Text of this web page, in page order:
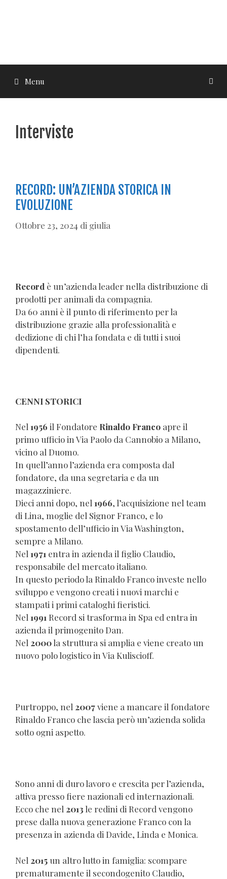
Menu
Interviste
RECORD: UN’AZIENDA STORICA IN
EVOLUZIONE
Ottobre 23, 2024 di giulia
Record è un’azienda leader nella distribuzione di
prodotti per animali da compagnia.
Da 60 anni è il punto di riferimento per la
distribuzione grazie alla professionalità e
dedizione di chi l’ha fondata e di tutti i suoi
dipendenti.
CENNI STORICI
Nel 1956 il Fondatore Rinaldo Franco apre il
primo ufficio in Via Paolo da Cannobio a Milano,
vicino al Duomo.
In quell’anno l’azienda era composta dal
fondatore, da una segretaria e da un
magazziniere.
Dieci anni dopo, nel 1966, l’acquisizione nel team
di Lina, moglie del Signor Franco, e lo
spostamento dell’ufficio in Via Washington,
sempre a Milano.
Nel 1971 entra in azienda il figlio Claudio,
responsabile del mercato italiano.
In questo periodo la Rinaldo Franco investe nello
sviluppo e vengono creati i nuovi marchi e
stampati i primi cataloghi fieristici.
Nel 1991 Record si trasforma in Spa ed entra in
azienda il primogenito Dan.
Nel 2000la struttura si amplia e viene creato un
nuovo polo logistico in Via Kuliscioff.
Purtroppo, nel 2007viene a mancare il fondatore
Rinaldo Franco che lascia però un’azienda solida
sotto ogni aspetto.
Sono anni di duro lavoro e crescita per l’azienda,
attiva presso fiere nazionali ed internazionali.
Ecco che nel 2013 le redini di Record vengono
prese dalla nuova generazione Franco con la
presenza in azienda di Davide, Linda e Monica.
Nel 2015 un altro lutto in famiglia: scompare
prematuramente il secondogenito Claudio,